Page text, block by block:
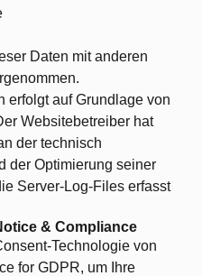
Daten mit anderen
erfolgt auf Grundlage von
Websitebetreiber hat
der technisch
der Optimierung seiner
Server-Log-Files erfasst
& Compliance
Technologie von
for GDPR, um Ihre